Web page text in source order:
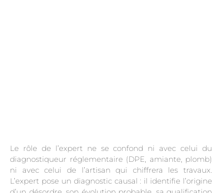
Le rôle de l’expert ne se confond ni avec celui du
diagnostiqueur réglementaire (DPE, amiante, plomb)
ni avec celui de l’artisan qui chiffrera les travaux.
L’expert pose un diagnostic causal : il identifie l’origine